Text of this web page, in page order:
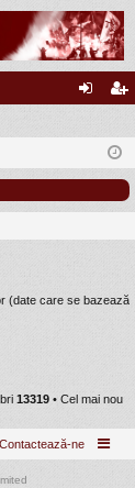
eg
(date care se bazează
13319 • Cel mai nou
Contactează-ne